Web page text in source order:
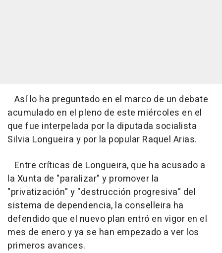
Así lo ha preguntado en el marco de un debate
acumulado en el pleno de este miércoles en el
que fue interpelada por la diputada socialista
Silvia Longueira y por la popular Raquel Arias.
Entre críticas de Longueira, que ha acusado a
la Xunta de "paralizar" y promover la
"privatización" y "destrucción progresiva" del
sistema de dependencia, la conselleira ha
defendido que el nuevo plan entró en vigor en el
mes de enero y ya se han empezado a ver los
primeros avances.